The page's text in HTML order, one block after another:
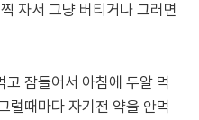
자서 그냥 버티거나 그러면
잠들어서 아침에 두알 먹
럴때마다 자기전 약을 안먹